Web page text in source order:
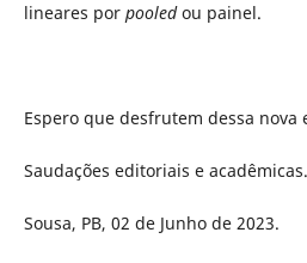
lineares por pooledou painel.
Espero que desfrutem dessa nova
Saudações editoriais e acadêmicas.
Sousa, PB, 02 de Junho de 2023.